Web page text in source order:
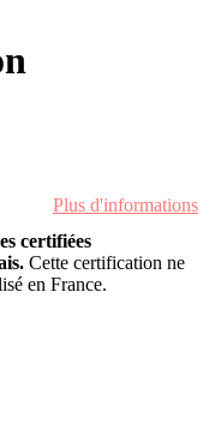
Plus d'informations
certifiées
Cette certification ne
en France.